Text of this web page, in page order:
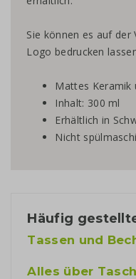
Sie können es auf
Logo bedrucken
Mattes Keramik
Inhalt: 300 ml
Erhältlich in
Nicht
Häufig
Tassen und
Alles über